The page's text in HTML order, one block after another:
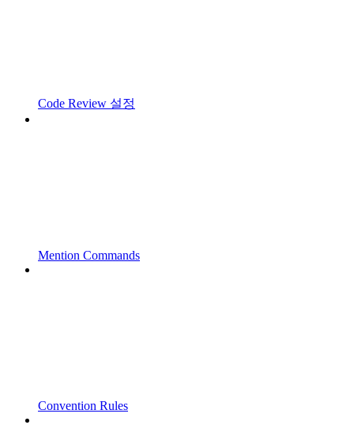
Code Review 설정
Mention Commands
Convention Rules